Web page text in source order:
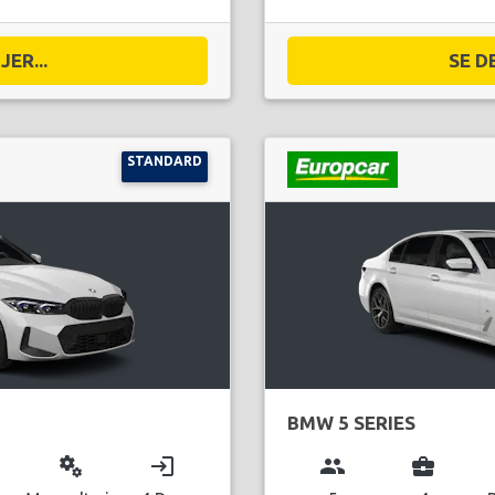
SE
STANDARD
miscellaneous_services login
BMW 5 SERIES
group business_center